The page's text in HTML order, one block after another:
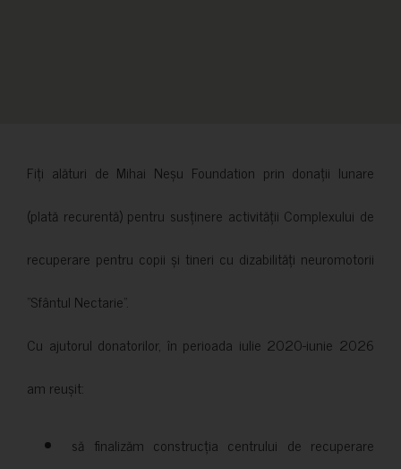
Fiți alături de Mihai Neșu Foundation prin donații lunare
(plată recurentă) pentru susținere activității Complexului de
recuperare pentru copii și tineri cu dizabilități neuromotorii
”Sfântul Nectarie”.
Cu ajutorul donatorilor, în perioada iulie 2020-iunie 2026
am reușit:
să finalizăm construcția centrului de recuperare